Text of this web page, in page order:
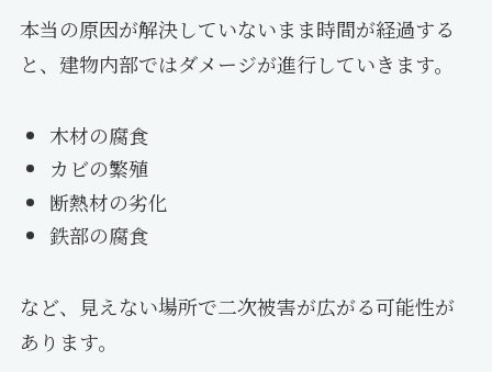
本当の原因が解決していないまま時間が経過する
と、建物内部ではダメージが進行していきます。
木材の腐食
カビの繁殖
断熱材の劣化
鉄部の腐食
など、見えない場所で二次被害が広がる可能性が
あります。